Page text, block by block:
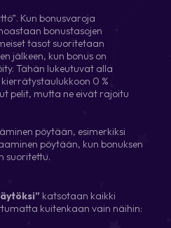
Kun bonusvaroja
bonustasojen
tasot suoritetaan
jälkeen, kun bonus on
Tähän lukeutuvat alla
0 %
pelit, mutta ne eivät rajoitu
pöytään, esimerkiksi
pöytään, kun bonuksen
suoritettu.
katsotaan kaikki
kuitenkaan vain näihin: